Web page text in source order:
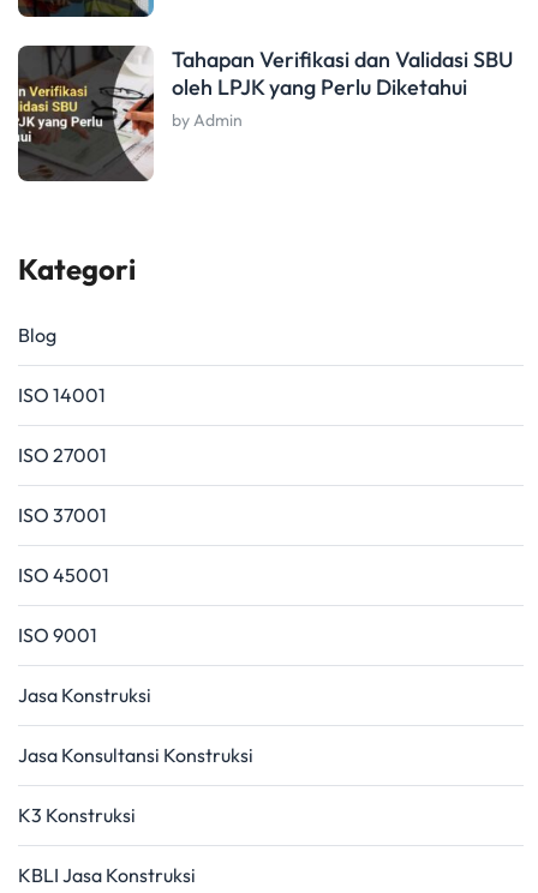
Tahapan Verifikasi dan Validasi SBU
oleh LPJK yang Perlu Diketahui
by Admin
Kategori
Blog
ISO 14001
ISO 27001
ISO 37001
ISO 45001
ISO 9001
Jasa Konstruksi
Jasa Konsultansi Konstruksi
K3 Konstruksi
KBLI Jasa Konstruksi